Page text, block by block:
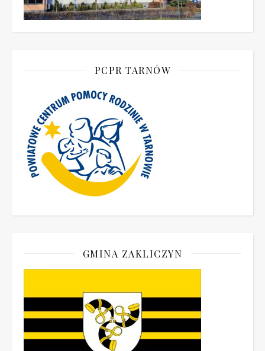
PCPR TARNÓW
GMINA ZAKLICZYN